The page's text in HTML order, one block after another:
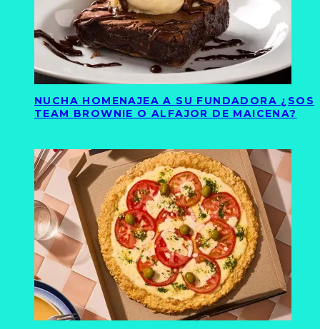
NUCHA HOMENAJEA A SU FUNDADORA ¿SOS
TEAM BROWNIE O ALFAJOR DE MAICENA?